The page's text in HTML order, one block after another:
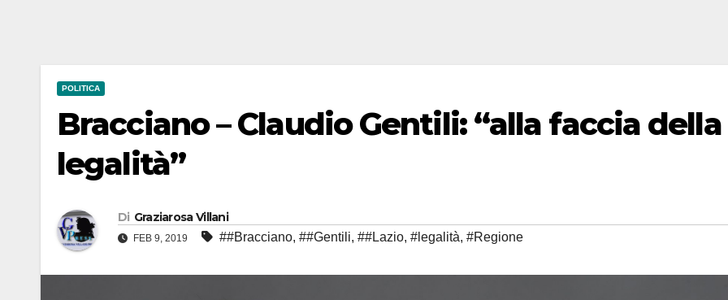
POLITICA
Bracciano – Claudio Gentili: “alla faccia della
legalità”
Di Graziarosa Villani
FEB 9, 2019 ##Bracciano, ##Gentili, ##Lazio, #legalità, #Regione